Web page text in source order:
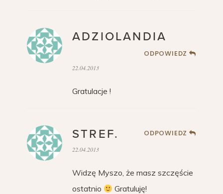
ADZIOLANDIA
ODPOWIEDZ
22.04.2013
Gratulacje !
STREF. ODPOWIEDZ
22.04.2013
Widzę Myszo, że masz szczęście
ostatnio
Gratuluję!